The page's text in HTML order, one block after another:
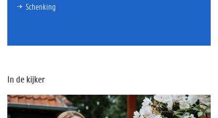
Schenking
In de kijker